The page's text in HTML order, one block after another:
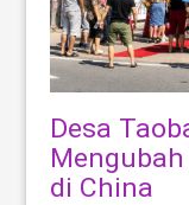
Desa
di China